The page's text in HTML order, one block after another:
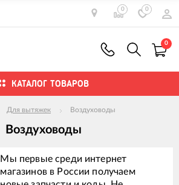
0 0
0
КАТАЛОГ ТОВАРОВ
Для вытяжек Воздуховоды
Воздуховоды
Мы первые среди интернет
магазинов в России получаем